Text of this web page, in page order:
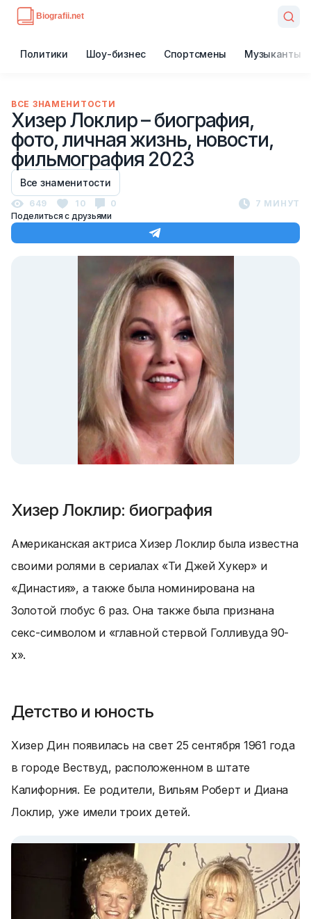
Политики Шоу-бизнес Спортсмены Музыканты
ВСЕ ЗНАМЕНИТОСТИ
Хизер Локлир – биография,
фото, личная жизнь, новости,
фильмография 2023
Все знаменитости
649 10 0
7 МИНУТ
Поделиться с друзьями
Хизер Локлир: биография
Американская актриса Хизер Локлир была известна
своими ролями в сериалах «Ти Джей Хукер» и
«Династия», а также была номинирована на
Золотой глобус 6 раз. Она также была признана
секс-символом и «главной стервой Голливуда 90-
х».
Детство и юность
Хизер Дин появилась на свет 25 сентября 1961 года
в городе Вествуд, расположенном в штате
Калифорния. Ее родители, Вильям Роберт и Диана
Локлир, уже имели троих детей.